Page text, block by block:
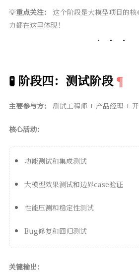
💡重点关注：
这个阶段是大模型项目的
力都在这里体现！
🧪 阶段四：测试阶段
主要参与方： 测试工程师 + 产品经理 +
核心活动：
功能测试和集成测试
大模型效果测试和边界case验证
性能压测和稳定性测试
Bug修复和回归测试
关键输出：